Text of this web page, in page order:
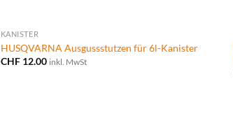
KANISTER
HUSQVARNA Ausgussstutzen für 6l-Kanister
CHF12.00 inkl. MwSt